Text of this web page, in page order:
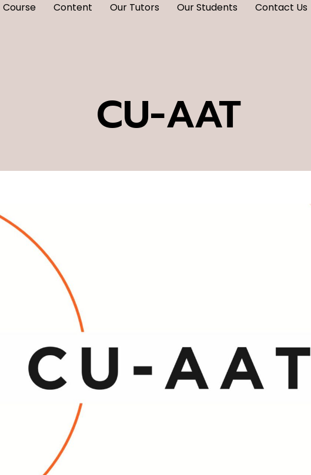
Course Content Our Tutors Our Students Contact Us
CU-AAT